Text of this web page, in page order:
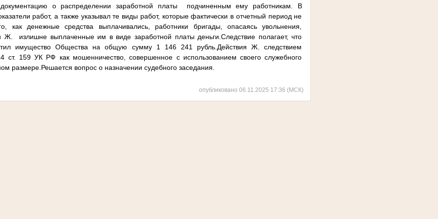
о распределении заработной платы
подчиненным ему работникам. В
работ, а также указывал те виды работ, которые фактически в отчетный период не
как денежные средства выплачивались, работники бригады, опасаясь увольнения,
Ж.
излишне выплаченные им в виде заработной платы деньги.Следствие полагает, что
имущество Общества на общую сумму 1 146 241 рубль.Действия Ж. следствием
ст. 159 УК РФ как мошенничество, совершенное с использованием своего служебного
размере.Решается вопрос о назначении судебного заседания.
опубликовано 06.11.2025 17:36 (МСК)